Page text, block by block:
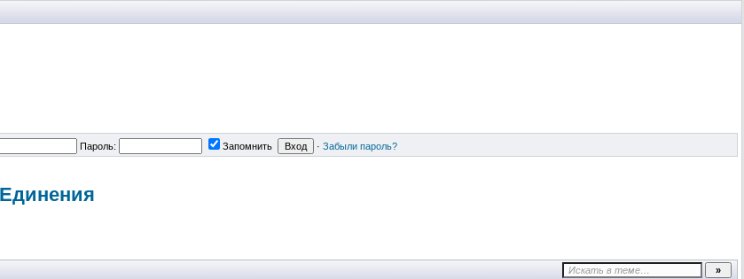
Пароль: Запомнить · Забыли пароль?